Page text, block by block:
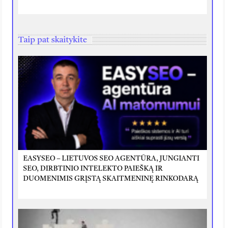
Taip pat skaitykite
EASYSEO – LIETUVOS SEO AGENTŪRA, JUNGIANTI
SEO, DIRBTINIO INTELEKTO PAIEŠKĄ IR
DUOMENIMIS GRĮSTĄ SKAITMENINĘ RINKODARĄ